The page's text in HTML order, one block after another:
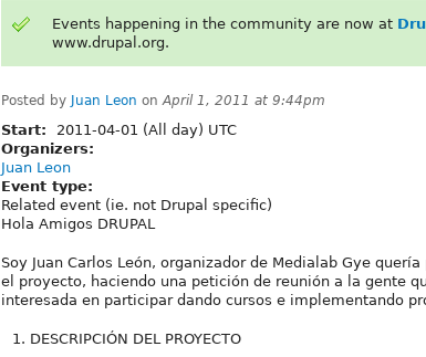
Events happening in the community are now at
www.drupal.org.
Posted by Juan Leon onApril 1, 2011 at 9:44pm
Start:
2011-04-01 (All day) UTC
Organizers:
Juan Leon
Event type:
Related event (ie. not Drupal specific)
Hola Amigos DRUPAL
Soy Juan Carlos León, organizador de Medialab Gye
el proyecto, haciendo una petición de reunión a la gente
interesada en participar dando cursos e implementando
DESCRIPCIÓN DEL PROYECTO